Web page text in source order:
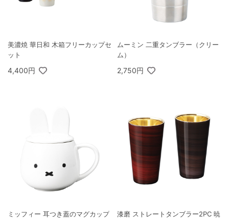
美濃焼 華日和 木箱フリーカップセ
ット
4,400円
ムーミン 二重タンブラー（クリー
ム）
2,750円
ミッフィー 耳つき蓋のマグカップ
漆磨 ストレートタンブラー2PC 暁